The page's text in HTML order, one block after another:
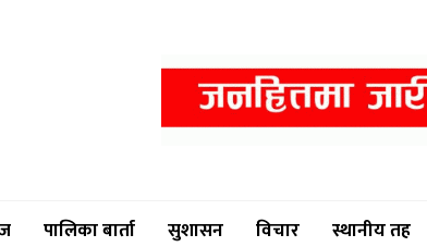
पालिका बार्ता सुशासन विचार स्थानीय तह